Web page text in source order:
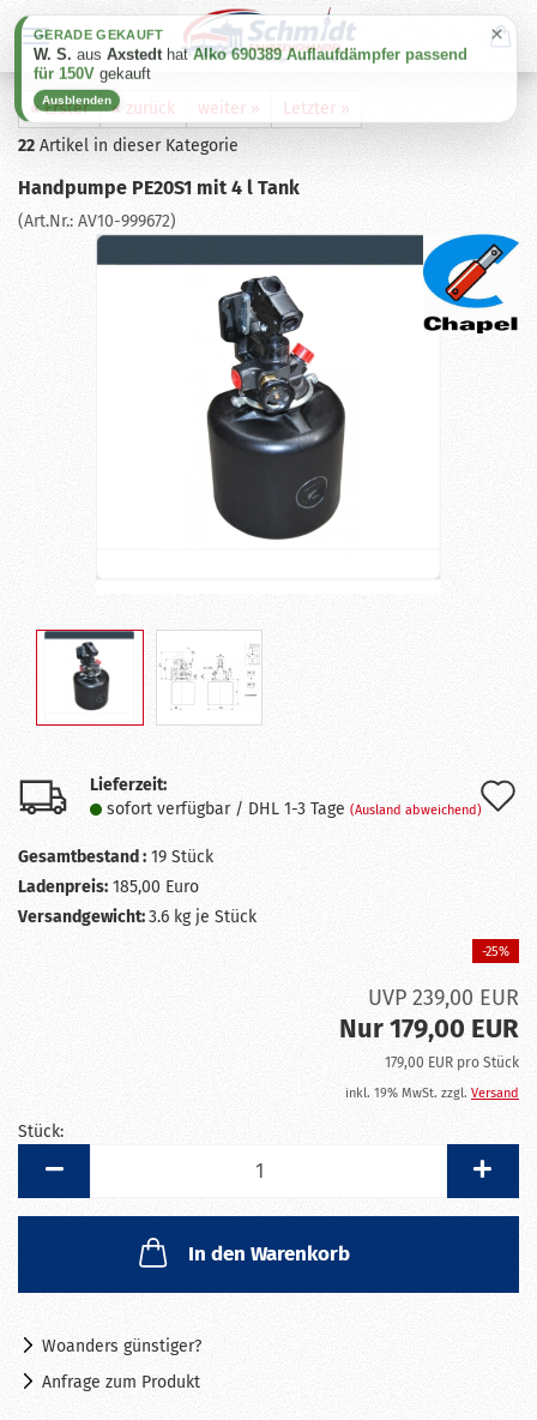
« Erster « zurück weiter »
Letzter »
22 Artikel in dieser Kategorie
Handpumpe PE20S1 mit 4 l Tank
(Art.Nr.: AV10-999672)
Lieferzeit:
sofort verfügbar / DHL 1-3 Tage (Ausland abweichend)
Gesamtbestand : 19 Stück
Ladenpreis: 185,00 Euro
Versandgewicht:3.6 kg je Stück
-25%
UVP 239,00 EUR
Nur 179,00 EUR
179,00 EUR pro Stück
inkl. 19% MwSt. zzgl. Versand
Stück:
In den Warenkorb
Woanders günstiger?
Anfrage zum Produkt
×
GERADE GEKAUFT
W. S. aus Axstedt hatAlko 690389 Auflaufdämpfer passend
für 150V gekauft
Ausblenden